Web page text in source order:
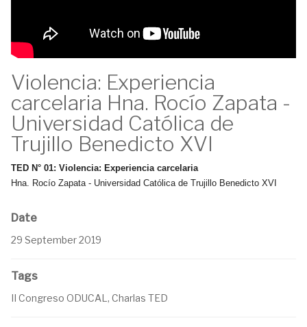
Violencia: Experiencia
carcelaria Hna. Rocío Zapata -
Universidad Católica de
Trujillo Benedicto XVI
TED N° 01: Violencia: Experiencia carcelaria
Hna. Rocío Zapata - Universidad Católica de Trujillo Benedicto XVI
Date
29 September 2019
Tags
II Congreso ODUCAL, Charlas TED